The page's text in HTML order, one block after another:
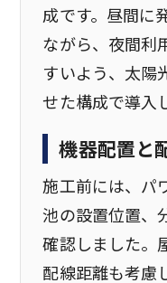
成です。昼間に
ながら、夜間利
すいよう、太陽
せた構成で導入
機器配置と
施工前には、パ
池の設置位置、
確認しました。
配線距離も考慮